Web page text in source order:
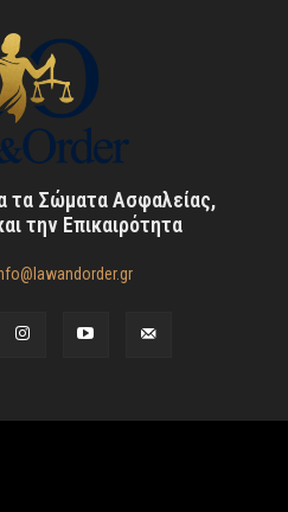
τα Σώματα Ασφαλείας,
την Επικαιρότητα